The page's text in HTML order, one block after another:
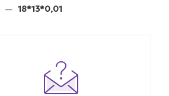
— 18*13*0,01